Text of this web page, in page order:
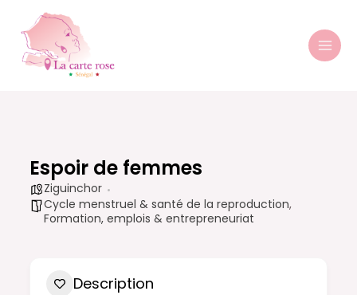
contenu
Espoir de femmes
Ziguinchor
Cycle menstruel & santé de la reproduction,
Formation, emplois & entrepreneuriat
Description